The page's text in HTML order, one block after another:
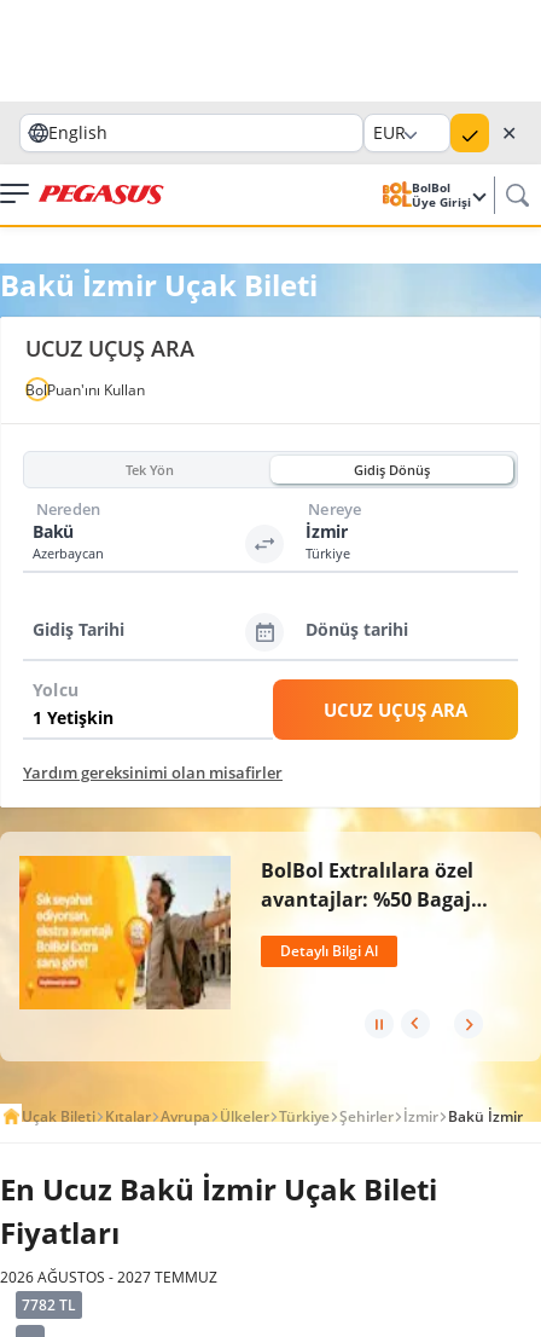
English EUR ✕
BolBol
Üye Girişi
Bakü İzmir Uçak Bileti
UCUZ UÇUŞ ARA
BolPuan'ını Kullan
Tek Yön Gidiş Dönüş
Bakü
Azerbaycan
Nereden
İzmir
Türkiye
Nereye
Gidiş Tarihi Dönüş tarihi
Yolcu
UCUZ UÇUŞ ARA
Yardım gereksinimi olan misafirler
BolBol Extralılara özel
avantajlar: %50 Bagaj
Hakkı ve 2 Kat BolPuan!
Detaylı Bilgi Al
Uçak Bileti Kıtalar Avrupa Ülkeler Türkiye Şehirler İzmir Bakü İzmir
En Ucuz Bakü İzmir Uçak Bileti
Fiyatları
2026 AĞUSTOS - 2027 TEMMUZ